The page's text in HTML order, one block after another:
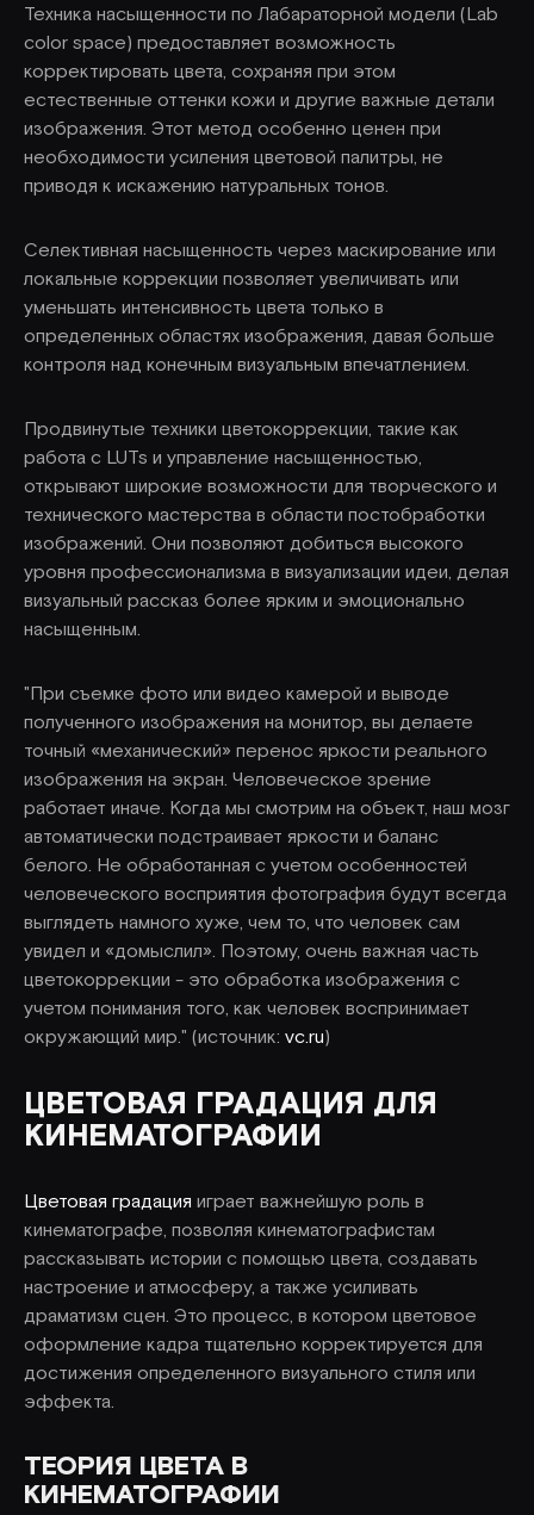
Техника насыщенности по Лабараторной модели (Lab
color space) предоставляет возможность
корректировать цвета, сохраняя при этом
естественные оттенки кожи и другие важные детали
изображения. Этот метод особенно ценен при
необходимости усиления цветовой палитры, не
приводя к искажению натуральных тонов.
Селективная насыщенность через маскирование или
локальные коррекции позволяет увеличивать или
уменьшать интенсивность цвета только в
определенных областях изображения, давая больше
контроля над конечным визуальным впечатлением.
Продвинутые техники цветокоррекции, такие как
работа с LUTs и управление насыщенностью,
открывают широкие возможности для творческого и
технического мастерства в области постобработки
изображений. Они позволяют добиться высокого
уровня профессионализма в визуализации идеи, делая
визуальный рассказ более ярким и эмоционально
насыщенным.
"При съемке фото или видео камерой и выводе
полученного изображения на монитор, вы делаете
точный «механический» перенос яркости реального
изображения на экран. Человеческое зрение
работает иначе. Когда мы смотрим на объект, наш мозг
автоматически подстраивает яркости и баланс
белого. Не обработанная с учетом особенностей
человеческого восприятия фотография будут всегда
выглядеть намного хуже, чем то, что человек сам
увидел и «домыслил». Поэтому, очень важная часть
цветокоррекции - это обработка изображения с
учетом понимания того, как человек воспринимает
окружающий мир." (источник: vc.ru)
ЦВЕТОВАЯ ГРАДАЦИЯ ДЛЯ
КИНЕМАТОГРАФИИ
Цветовая градация играет важнейшую роль в
кинематографе, позволяя кинематографистам
рассказывать истории с помощью цвета, создавать
настроение и атмосферу, а также усиливать
драматизм сцен. Это процесс, в котором цветовое
оформление кадра тщательно корректируется для
достижения определенного визуального стиля или
эффекта.
ТЕОРИЯ ЦВЕТА В
КИНЕМАТОГРАФИИ